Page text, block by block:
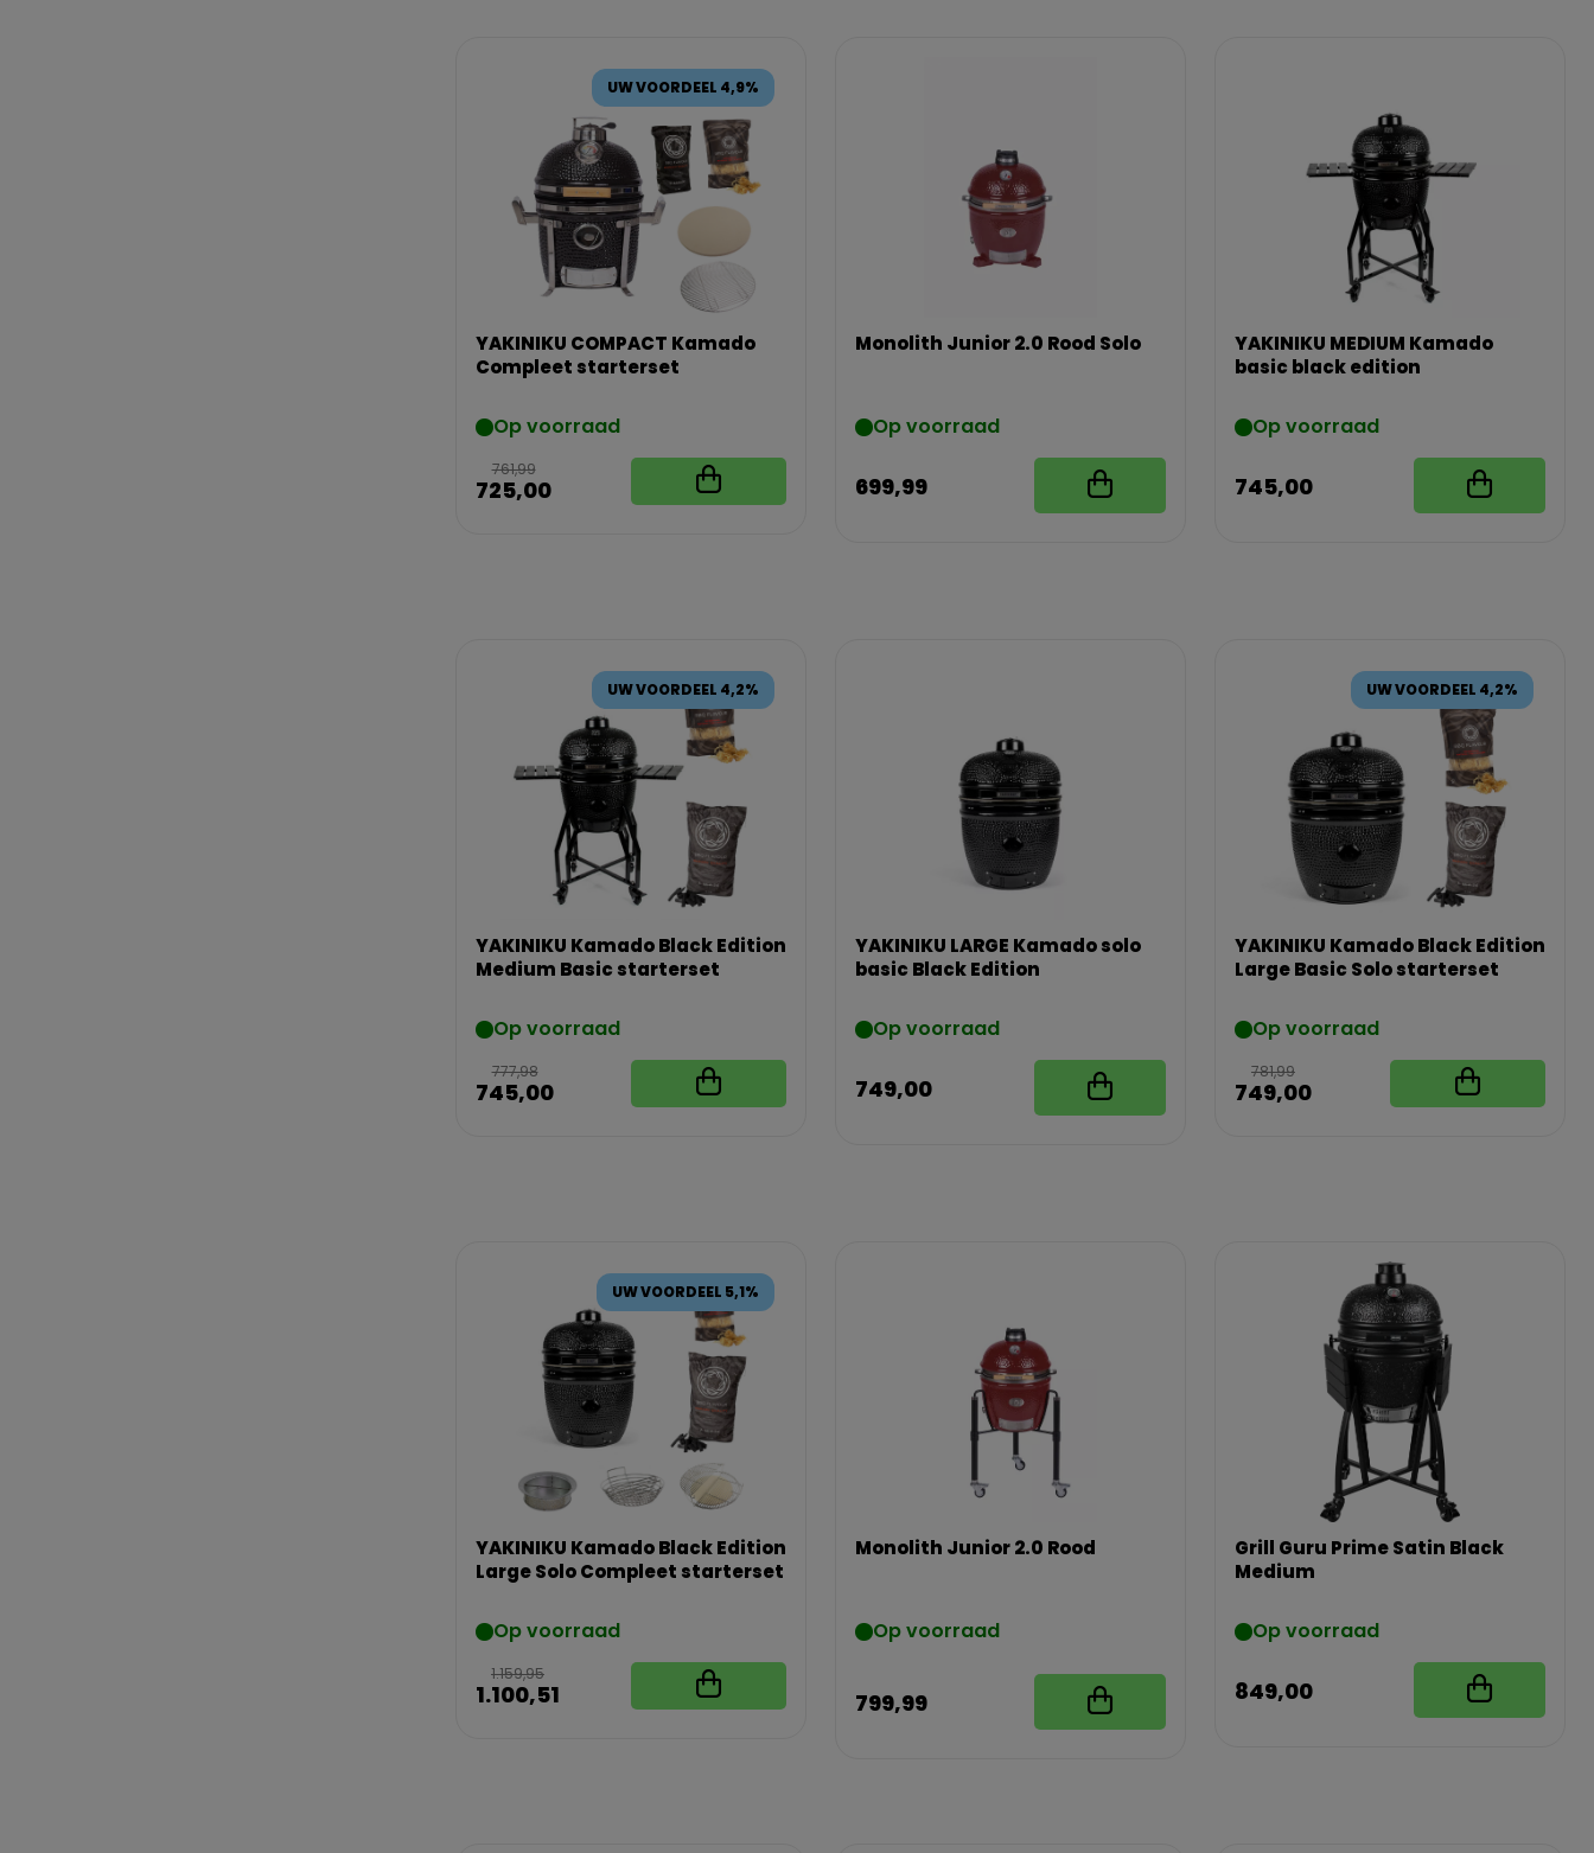
UW VOORDEEL 4,9%
YAKINIKU COMPACT Kamado
Compleet starterset
Op voorraad
761,99
725,00
Monolith Junior 2.0 Rood Solo
Op voorraad
699,99
YAKINIKU MEDIUM Kamado
basic black edition
Op voorraad
745,00
UW VOORDEEL 4,2%
YAKINIKU Kamado Black Edition
Medium Basic starterset
Op voorraad
777,98
745,00
YAKINIKU LARGE Kamado solo
basic Black Edition
Op voorraad
749,00
UW VOORDEEL 4,2%
YAKINIKU Kamado Black Edition
Large Basic Solo starterset
Op voorraad
781,99
749,00
UW VOORDEEL 5,1%
YAKINIKU Kamado Black Edition
Large Solo Compleet starterset
Op voorraad
1.159,95
1.100,51
Monolith Junior 2.0 Rood
Op voorraad
799,99
Grill Guru Prime Satin Black
Medium
Op voorraad
849,00